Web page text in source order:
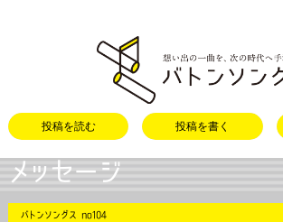
投稿を読む 投稿を書く
メッセージ
バトンソングス no104